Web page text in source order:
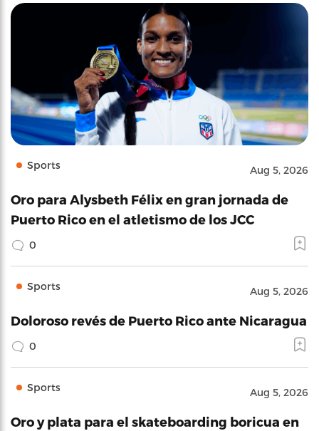
Sports Aug 5, 2026
Oro para Alysbeth Félix en gran jornada de
Puerto Rico en el atletismo de los JCC
0
Sports Aug 5, 2026
Doloroso revés de Puerto Rico ante Nicaragua
0
Sports Aug 5, 2026
Oro y plata para el skateboarding boricua en